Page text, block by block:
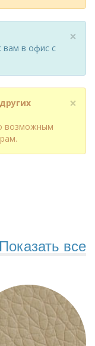
×
вам в офис с
×
возможным
Показать все